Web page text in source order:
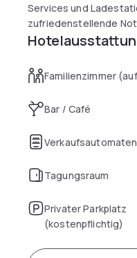
Services und
zufriedenstellende
Familienzimmer
Bar / Café
Verkaufsautomaten
Tagungsraum
Privater Parkplatz
(kostenpflichtig)